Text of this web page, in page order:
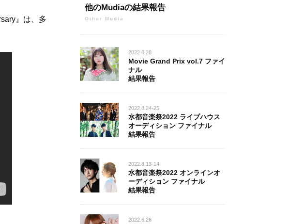
』は、多
他のMudiaの結果報告
Other Mudia
2022.8.28
Movie Grand Prix vol.7 ファイ
ナル
結果報告
2022.8.24-25
水都音楽祭2022 ライブハウス
オーディション ファイナル
結果報告
2022.8.13-14
水都音楽祭2022 オンラインオ
ーディション ファイナル
結果報告
2022.6.26